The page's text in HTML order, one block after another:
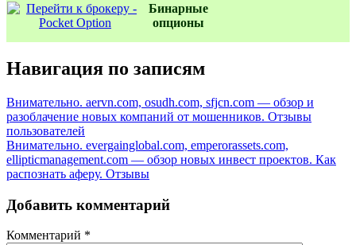
Бинаpные
oпционы
Навигация по записям
Внимательно. aervn.com, osudh.com, sfjcn.com — обзор и
разоблачение новых компаний от мошенников. Отзывы
пользователей
Внимательно. evergainglobal.com, emperorassets.com,
ellipticmanagement.com — обзор новых инвест проектов. Как
распознать аферу. Отзывы
Добавить комментарий
Комментарий *